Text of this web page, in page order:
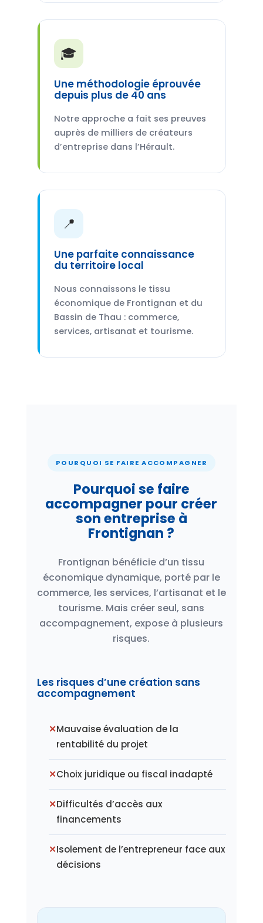
🎓
Une méthodologie éprouvée
depuis plus de 40 ans
Notre approche a fait ses preuves
auprès de milliers de créateurs
d’entreprise dans l’Hérault.
📍
Une parfaite connaissance
du territoire local
Nous connaissons le tissu
économique de Frontignan et du
Bassin de Thau : commerce,
services, artisanat et tourisme.
POURQUOI SE FAIRE ACCOMPAGNER
Pourquoi se faire
accompagner pour créer
son entreprise à
Frontignan ?
Frontignan bénéficie d’un tissu
économique dynamique, porté par le
commerce, les services, l’artisanat et le
tourisme. Mais créer seul, sans
accompagnement, expose à plusieurs
risques.
Les risques d’une création sans
accompagnement
Mauvaise évaluation de la
rentabilité du projet
Choix juridique ou fiscal inadapté
Difficultés d’accès aux
financements
Isolement de l’entrepreneur face aux
décisions